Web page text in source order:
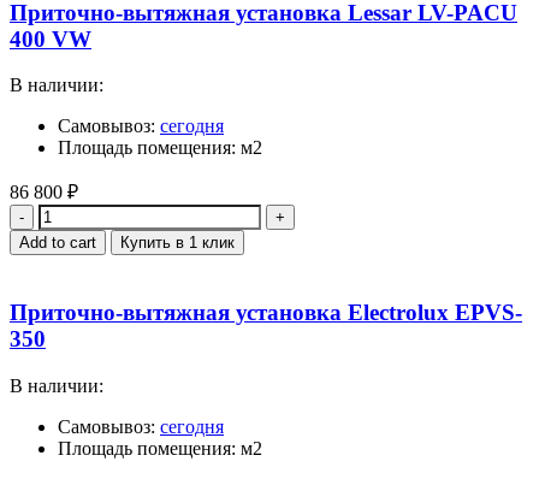
Приточно-вытяжная установка Lessar LV-PACU
400 VW
В наличии:
Самовывоз: сегодня
Площадь помещения: м2
86 800 ₽
Quantity
Add to cart Купить в 1 клик
Приточно-вытяжная установка Electrolux EPVS-
350
В наличии:
Самовывоз: сегодня
Площадь помещения: м2